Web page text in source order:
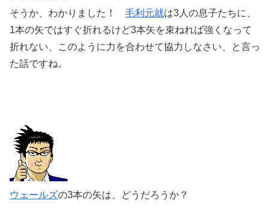
そうか、わかりました！ 毛利元就は3人の息子たちに、
1本の矢ではすぐ折れるけど3本矢を束ねれば強くなって
折れない、このように力を合わせて協力しなさい、と言っ
た話ですね。
ウェールズの3本の矢は、どうだろうか？